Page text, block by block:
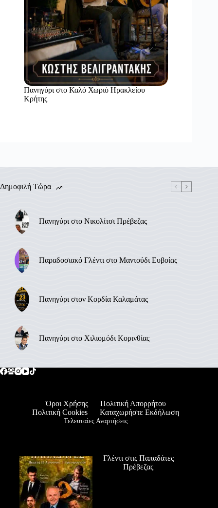
Πανηγύρι στο Καλό Χωριό Ηρακλείου
Κρήτης
Δημοφιλή Τώρα
Πανηγύρι στο Νικολίτσι Πρέβεζας
Παραδοσιακό Γλέντι στο Μαντούδι Ευβοίας
Πανηγύρι στον Κορδία Καλαμάτας
Πανηγύρι στο Χιλιομόδι Κορινθίας
Όροι Χρήσης
Πολιτική Απορρήτου
Πολιτική Cookies
Καταχωρήστε Εκδήλωση
Τελευταίες Αναρτήσεις
Γλέντι στις Παπαδάτες
Πρέβεζας